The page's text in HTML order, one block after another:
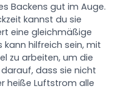
Backens gut im Auge.
kannst du sie
eine gleichmäßige
kann hilfreich sein, mit
zu arbeiten, um die
dass sie nicht
heiße Luftstrom alle